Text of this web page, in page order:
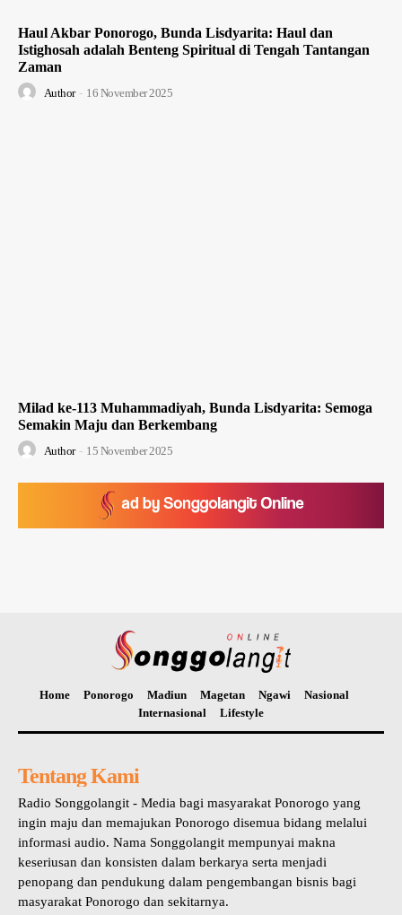
Haul Akbar Ponorogo, Bunda Lisdyarita: Haul dan
Istighosah adalah Benteng Spiritual di Tengah Tantangan
Zaman
Author - 16 November 2025
Milad ke-113 Muhammadiyah, Bunda Lisdyarita: Semoga
Semakin Maju dan Berkembang
Author - 15 November 2025
Home Ponorogo Madiun Magetan Ngawi
Nasional
Internasional
Lifestyle
Tentang Kami
Radio Songgolangit - Media bagi masyarakat Ponorogo yang
ingin maju dan memajukan Ponorogo disemua bidang melalui
informasi audio. Nama Songgolangit mempunyai makna
keseriusan dan konsisten dalam berkarya serta menjadi
penopang dan pendukung dalam pengembangan bisnis bagi
masyarakat Ponorogo dan sekitarnya.